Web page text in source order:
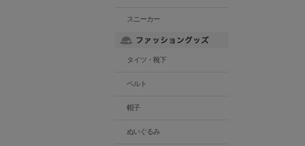
スニーカー
タイツ・靴下
ベルト
帽子
ぬいぐるみ